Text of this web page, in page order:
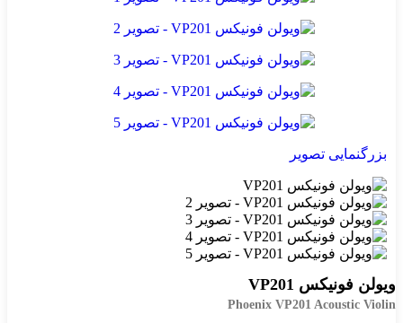
بزرگنمایی تصویر
ویولن فونیکس VP201
Phoenix VP201 Acoustic Violin